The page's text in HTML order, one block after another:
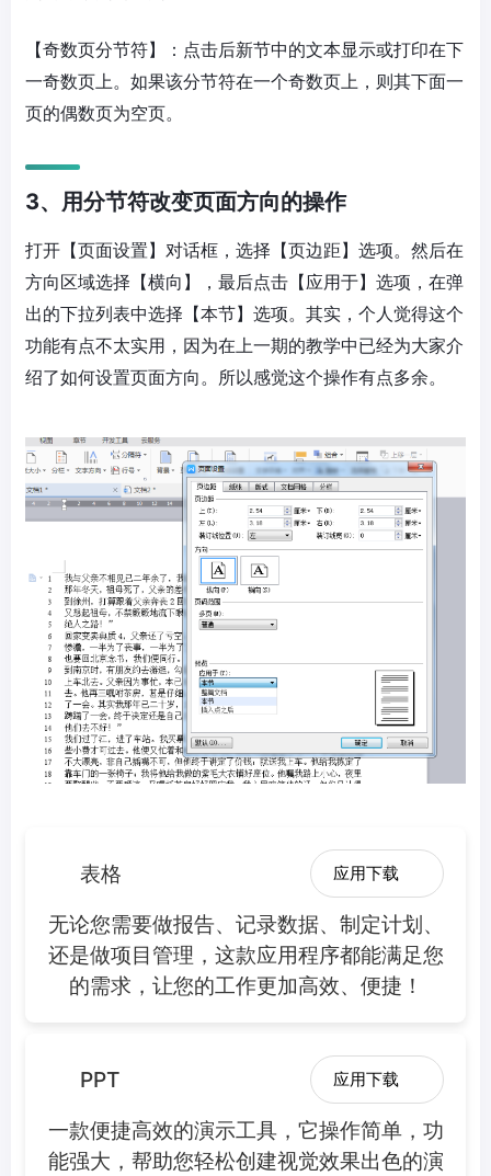
【奇数页分节符】：点击后新节中的文本显示或打印在下
一奇数页上。如果该分节符在一个奇数页上，则其下面一
页的偶数页为空页。
3、用分节符改变页面方向的操作
打开【页面设置】对话框，选择【页边距】选项。然后在
方向区域选择【横向】，最后点击【应用于】选项，在弹
出的下拉列表中选择【本节】选项。其实，个人觉得这个
功能有点不太实用，因为在上一期的教学中已经为大家介
绍了如何设置页面方向。所以感觉这个操作有点多余。
表格 应用下载
无论您需要做报告、记录数据、制定计划、
还是做项目管理，这款应用程序都能满足您
的需求，让您的工作更加高效、便捷！
PPT 应用下载
一款便捷高效的演示工具，它操作简单，功
能强大，帮助您轻松创建视觉效果出色的演